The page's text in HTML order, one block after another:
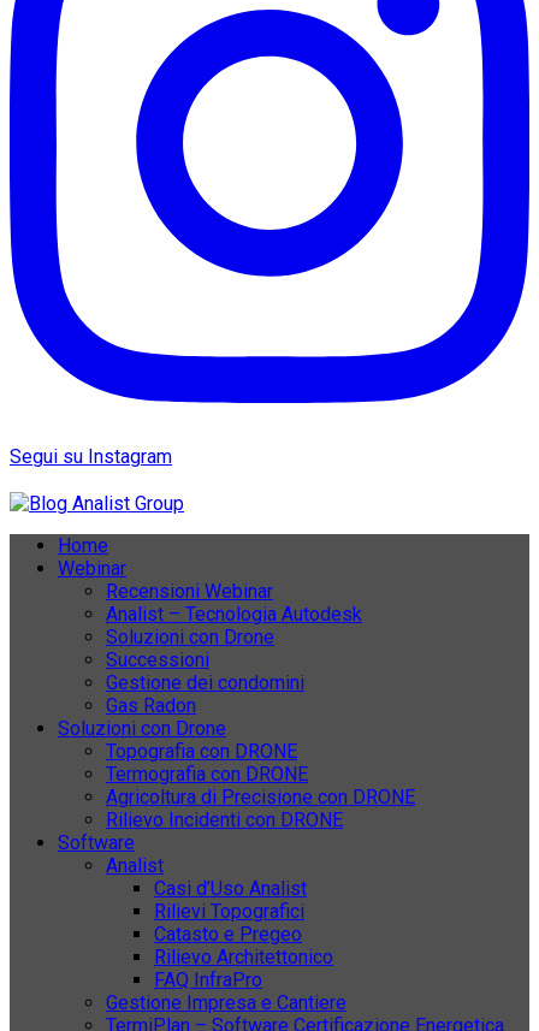
Segui su Instagram
Home
Webinar
Recensioni Webinar
Analist – Tecnologia Autodesk
Soluzioni con Drone
Successioni
Gestione dei condomini
Gas Radon
Soluzioni con Drone
Topografia con DRONE
Termografia con DRONE
Agricoltura di Precisione con DRONE
Rilievo Incidenti con DRONE
Software
Analist
Casi d’Uso Analist
Rilievi Topografici
Catasto e Pregeo
Rilievo Architettonico
FAQ InfraPro
Gestione Impresa e Cantiere
TermiPlan – Software Certificazione Energetica